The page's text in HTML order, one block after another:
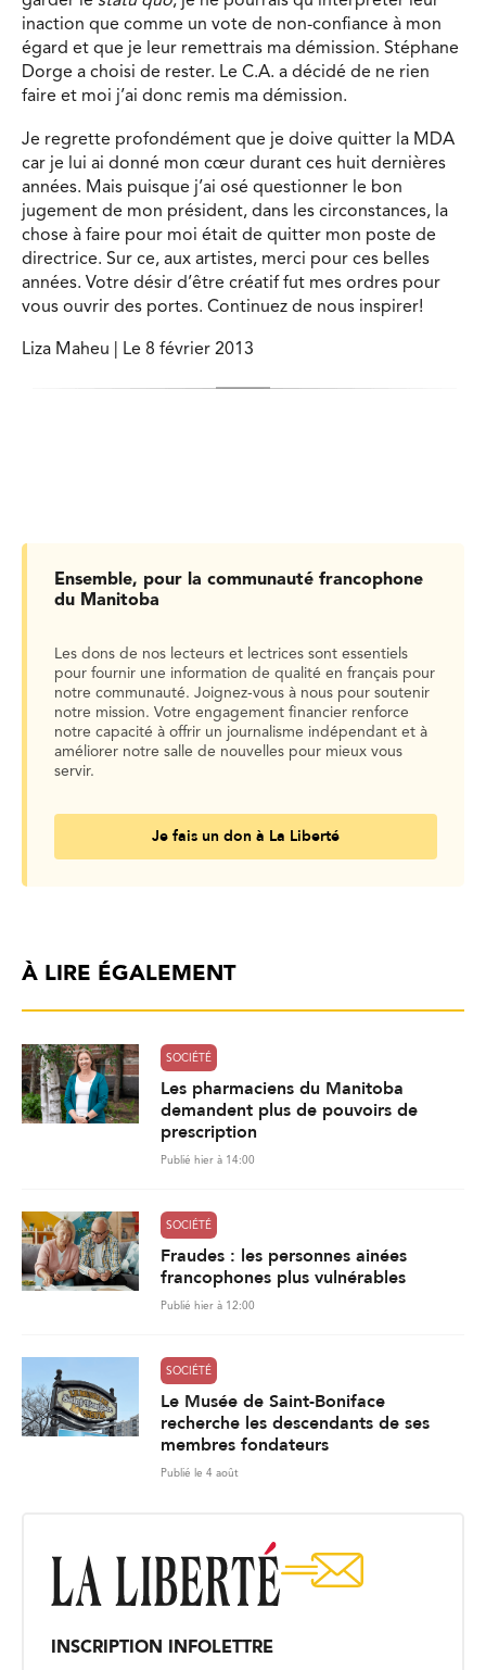
inaction que comme un vote de non-confiance à mon
égard et que je leur remettrais ma démission. Stéphane
Dorge a choisi de rester. Le C.A. a décidé de ne rien
faire et moi j’ai donc remis ma démission.
Je regrette profondément que je doive quitter la MDA
car je lui ai donné mon cœur durant ces huit dernières
années. Mais puisque j’ai osé questionner le bon
jugement de mon président, dans les circonstances, la
chose à faire pour moi était de quitter mon poste de
directrice. Sur ce, aux artistes, merci pour ces belles
années. Votre désir d’être créatif fut mes ordres pour
vous ouvrir des portes. Continuez de nous inspirer!
Liza Maheu | Le 8 février 2013
Ensemble, pour la communauté francophone
du Manitoba
Les dons de nos lecteurs et lectrices sont essentiels
pour fournir une information de qualité en français pour
notre communauté. Joignez-vous à nous pour soutenir
notre mission. Votre engagement financier renforce
notre capacité à offrir un journalisme indépendant et à
améliorer notre salle de nouvelles pour mieux vous
servir.
Je fais un don à La Liberté
À LIRE ÉGALEMENT
SOCIÉTÉ
Les pharmaciens du Manitoba
demandent plus de pouvoirs de
prescription
Publié hier à 14:00
SOCIÉTÉ
Fraudes : les personnes ainées
francophones plus vulnérables
Publié hier à 12:00
SOCIÉTÉ
Le Musée de Saint-Boniface
recherche les descendants de ses
membres fondateurs
Publié le 4 août
INSCRIPTION INFOLETTRE